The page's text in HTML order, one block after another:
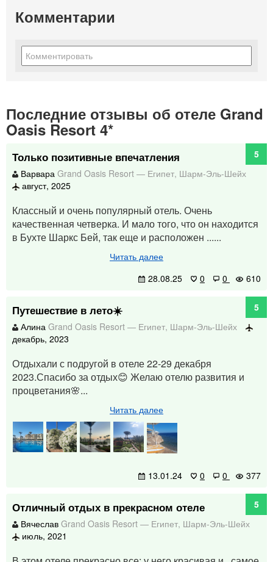
Комментарии
Последние отзывы об отеле Grand
Oasis Resort 4*
Только позитивные впечатления
5
Варвара Grand Oasis Resort — Египет, Шарм-Эль-Шейх
август, 2025
Классный и очень популярный отель. Очень
качественная четверка. И мало того, что он находится
в Бухте Шаркс Бей, так еще и расположен ......
Читать далее
28.08.25
0 0 610
Путешествие в лето☀️
5
Алина Grand Oasis Resort — Египет, Шарм-Эль-Шейх
декабрь, 2023
Отдыхали с подругой в отеле 22-29 декабря
2023.Спасибо за отдых😊 Желаю отелю развития и
процветания🌸...
Читать далее
13.01.24 0 0 377
Отличный отдых в прекрасном отеле
5
Вячеслав Grand Oasis Resort — Египет, Шарм-Эль-Шейх
июль, 2021